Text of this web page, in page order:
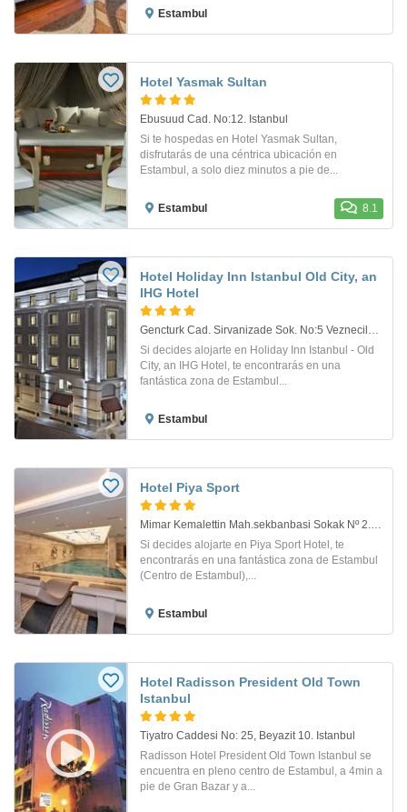
Estambul
Hotel Yasmak Sultan
Ebusuud Cad. No:12. Istanbul
Si te hospedas en Hotel Yasmak Sultan,
disfrutarás de una céntrica ubicación en
Estambul, a solo diez minutos a pie de...
Estambul 8.1
Hotel Holiday Inn Istanbul Old City, an
IHG Hotel
Gencturk Cad. Sirvanizade Sok. No:5 Vezneciler, Fatih. Estambul
Si decides alojarte en Holiday Inn Istanbul - Old
City, an IHG Hotel, te encontrarás en una
fantástica zona de Estambul...
Estambul
Hotel Piya Sport
Mimar Kemalettin Mah.sekbanbasi Sokak Nº 2. Istanbul
Si decides alojarte en Piya Sport Hotel, te
encontrarás en una fantástica zona de Estambul
(Centro de Estambul),...
Estambul
Hotel Radisson President Old Town
Istanbul
Tiyatro Caddesi No: 25, Beyazit 10. Istanbul
Radisson Hotel President Old Town Istanbul se
encuentra en pleno centro de Estambul, a 4min a
pie de Gran Bazar y a...